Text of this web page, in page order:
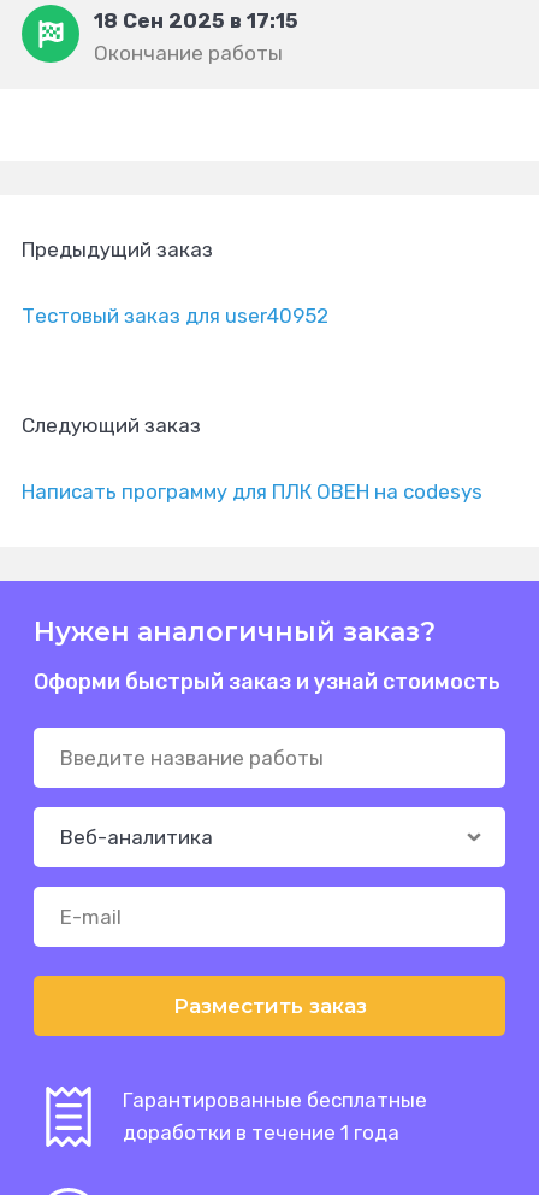
18 Сен 2025 в 17:15
Окончание работы
Предыдущий заказ
Тестовый заказ для user40952
Следующий заказ
Написать программу для ПЛК ОВЕН на codesys
Нужен аналогичный заказ?
Оформи быстрый заказ и узнай стоимость
Разместить заказ
Гарантированные бесплатные
доработки в течение 1 года